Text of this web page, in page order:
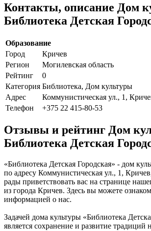
Контакты, описание Дом
Библиотека Детская
Образование
Город
Кричев
Регион
Могилевская область
Рейтинг
0
Категория Библиотека, Дом культуры
Адрес
Коммунистическая ул., 1,
Телефон
+375 22 415-80-53
Отзывы и рейтинг Дом
Библиотека Детская
«Библиотека Детская Городская» - дом
по адресу Коммунистическая ул., 1,
рады приветствовать вас на странице
из города Кричев. Здесь вы можете
информацией о нас.
Задачей дома культуры «Библиотека
является сохранение и развитие традиций